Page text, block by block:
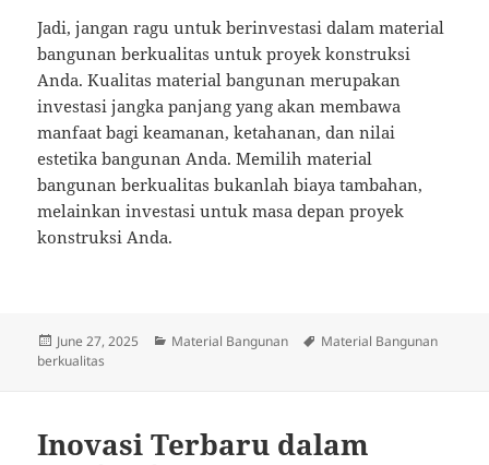
Jadi, jangan ragu untuk berinvestasi dalam material
bangunan berkualitas untuk proyek konstruksi
Anda. Kualitas material bangunan merupakan
investasi jangka panjang yang akan membawa
manfaat bagi keamanan, ketahanan, dan nilai
estetika bangunan Anda. Memilih material
bangunan berkualitas bukanlah biaya tambahan,
melainkan investasi untuk masa depan proyek
konstruksi Anda.
Posted
on
June 27, 2025 Categories
Material Bangunan Tags
Material Bangunan
berkualitas
Inovasi Terbaru dalam